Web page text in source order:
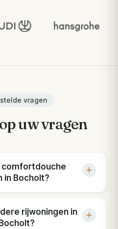
vragen
uw vragen
comfortdouche
in Bocholt?
rijwoningen in